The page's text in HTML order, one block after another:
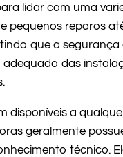
lidar com uma
pequenos reparos
que a segurança
das
disponíveis a
geralmente
técnico.